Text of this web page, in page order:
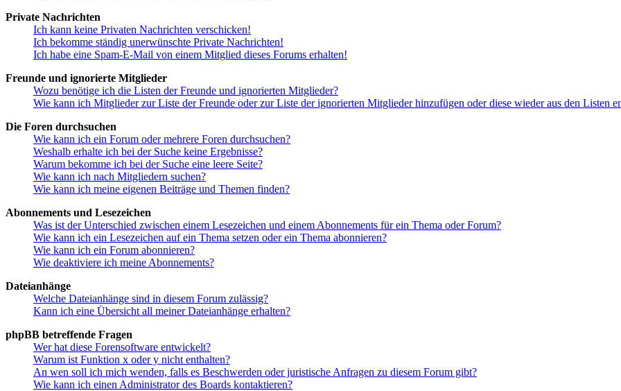
Private Nachrichten
Ich kann keine Privaten Nachrichten verschicken!
Ich bekomme ständig unerwünschte Private Nachrichten!
Ich habe eine Spam-E-Mail von einem Mitglied dieses Forums erhalten!
Freunde und ignorierte Mitglieder
Wozu benötige ich die Listen der Freunde und ignorierten Mitglieder?
Wie kann ich Mitglieder zur Liste der Freunde oder zur Liste der ignorierten Mitglieder hinzufügen oder diese wieder aus den Listen
Die Foren durchsuchen
Wie kann ich ein Forum oder mehrere Foren durchsuchen?
Weshalb erhalte ich bei der Suche keine Ergebnisse?
Warum bekomme ich bei der Suche eine leere Seite?
Wie kann ich nach Mitgliedern suchen?
Wie kann ich meine eigenen Beiträge und Themen finden?
Abonnements und Lesezeichen
Was ist der Unterschied zwischen einem Lesezeichen und einem Abonnements für ein Thema oder Forum?
Wie kann ich ein Lesezeichen auf ein Thema setzen oder ein Thema abonnieren?
Wie kann ich ein Forum abonnieren?
Wie deaktiviere ich meine Abonnements?
Dateianhänge
Welche Dateianhänge sind in diesem Forum zulässig?
Kann ich eine Übersicht all meiner Dateianhänge erhalten?
phpBB betreffende Fragen
Wer hat diese Forensoftware entwickelt?
Warum ist Funktion x oder y nicht enthalten?
An wen soll ich mich wenden, falls es Beschwerden oder juristische Anfragen zu diesem Forum gibt?
Wie kann ich einen Administrator des Boards kontaktieren?